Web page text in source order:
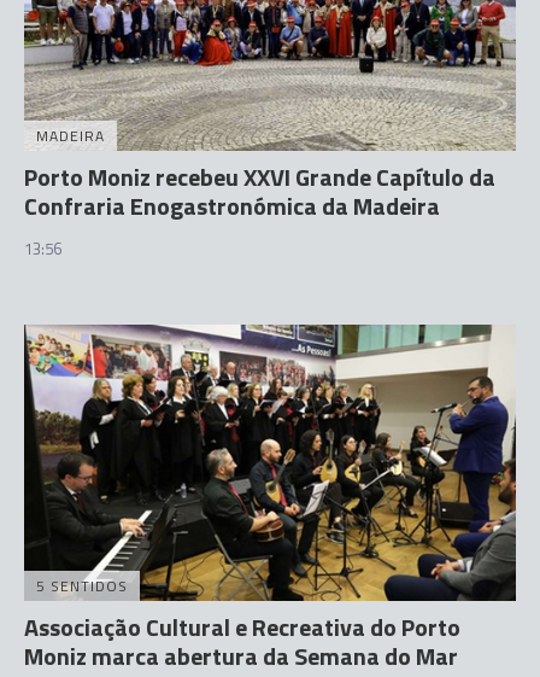
MADEIRA
Porto Moniz recebeu XXVI Grande Capítulo da
Confraria Enogastronómica da Madeira
13:56
5 SENTIDOS
Associação Cultural e Recreativa do Porto
Moniz marca abertura da Semana do Mar